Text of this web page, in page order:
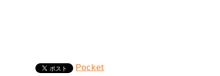
Pocket